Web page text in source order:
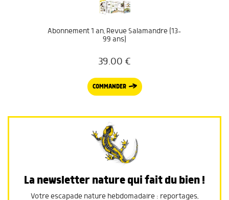
Abonnement 1 an, Revue Salamandre (13-
99 ans)
39.00 €
COMMANDER
La newsletter nature qui fait du bien !
Votre escapade nature hebdomadaire : reportages,